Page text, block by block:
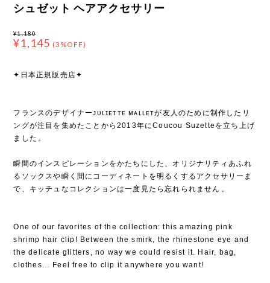
シュゼット ヘアアクセサリー
¥1,180
¥1,145 (3%OFF)
✦日本正規販売店✦
フランスのデザイナーᴊᴜʟɪᴇᴛᴛᴇ ᴍᴀʟʟᴇᴛが友人のために制作したリ
ングが注目を集めたことから2013年にCoucou Suzetteを立ち上げ
ました⁡。
瞬間のインスピレーションをかたちにした、オリジナリティあふれ
るソックスや瞬く間にコーディネートを明るくするアクセサリーま
で、キッチュなコレクションは一度見たら忘れられません⁡。
One of our favorites of the collection: this amazing pink
shrimp hair clip! Between the smirk, the rhinestone eye and
the delicate glitters, no way we could resist it. Hair, bag,
clothes… Feel free to clip it anywhere you want!